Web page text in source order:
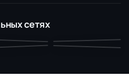
сетях